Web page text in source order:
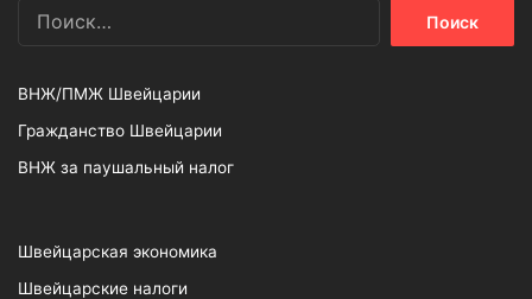
ВНЖ/ПМЖ Швейцарии
Гражданство Швейцарии
ВНЖ за паушальный налог
Швейцарская экономика
Швейцарские налоги